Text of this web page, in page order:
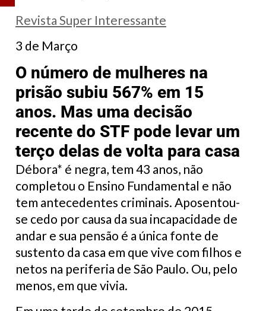
Revista Super Interessante
3 de Março
O número de mulheres na
prisão subiu 567% em 15
anos. Mas uma decisão
recente do STF pode levar um
terço delas de volta para casa
Débora* é negra, tem 43 anos, não
completou o Ensino Fundamental e não
tem antecedentes criminais. Aposentou-
se cedo por causa da sua incapacidade de
andar e sua pensão é a única fonte de
sustento da casa em que vive com filhos e
netos na periferia de São Paulo. Ou, pelo
menos, em que vivia.